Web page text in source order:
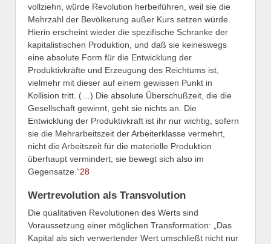
vollziehn, würde Revolution herbeiführen, weil sie die
Mehrzahl der Bevölkerung außer Kurs setzen würde.
Hierin erscheint wieder die spezifische Schranke der
kapitalistischen Produktion, und daß sie keineswegs
eine absolute Form für die Entwicklung der
Produktivkräfte und Erzeugung des Reichtums ist,
vielmehr mit dieser auf einem gewissen Punkt in
Kollision tritt. (…) Die absolute Überschußzeit, die die
Gesellschaft gewinnt, geht sie nichts an. Die
Entwicklung der Produktivkraft ist ihr nur wichtig, sofern
sie die Mehrarbeitszeit der Arbeiterklasse vermehrt,
nicht die Arbeitszeit für die materielle Produktion
überhaupt vermindert; sie bewegt sich also im
Gegensatze.“28
Wertrevolution als Transvolution
Die qualitativen Revolutionen des Werts sind
Voraussetzung einer möglichen Transformation: „Das
Kapital als sich verwertender Wert umschließt nicht nur